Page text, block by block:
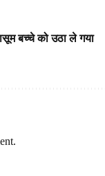
बच्चे को उठा ले गया